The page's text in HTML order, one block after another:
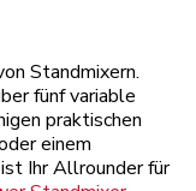
Standmixern.
fünf variable
praktischen
einem
Ihr Allrounder für